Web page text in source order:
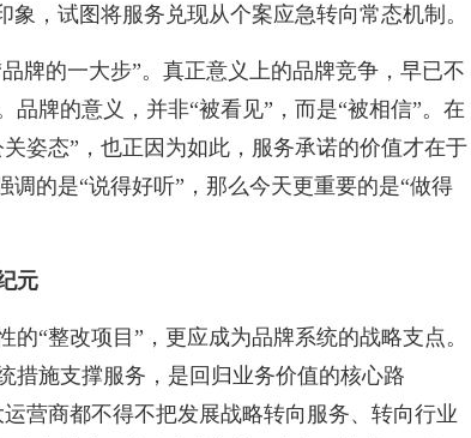
，试图将服务兑现从个案应急转向常态机制。
牌的一大步”。真正意义上的品牌竞争，早已不
牌的意义，并非“被看见”，而是“被相信”。在
姿态”，也正因为如此，服务承诺的价值才在于
的是“说得好听”，那么今天更重要的是“做得
元
“整改项目”，更应成为品牌系统的战略支点。
措施支撑服务，是回归业务价值的核心路
营商都不得不把发展战略转向服务、转向行业